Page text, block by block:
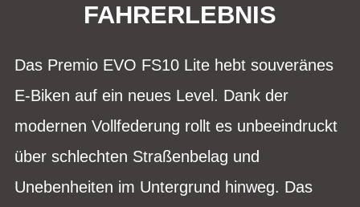
FAHRERLEBNIS
Das Premio EVO FS10 Lite hebt souveränes
E-Biken auf ein neues Level. Dank der
modernen Vollfederung rollt es unbeeindruckt
über schlechten Straßenbelag und
Unebenheiten im Untergrund hinweg. Das